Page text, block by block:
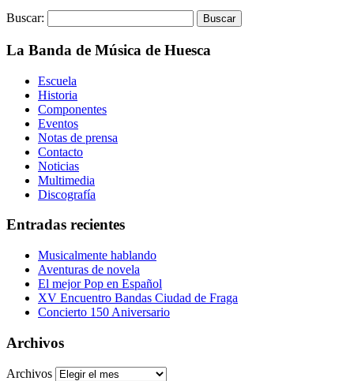
Buscar:
La Banda de Música de Huesca
Escuela
Historia
Componentes
Eventos
Notas de prensa
Contacto
Noticias
Multimedia
Discografía
Entradas recientes
Musicalmente hablando
Aventuras de novela
El mejor Pop en Español
XV Encuentro Bandas Ciudad de Fraga
Concierto 150 Aniversario
Archivos
Archivos